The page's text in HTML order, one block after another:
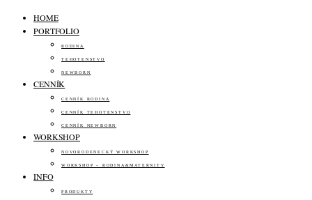
HOME
PORTFOLIO
RODINA
TEHOTENSTVO
NEWBORN
CENNÍK
CENNÍK RODINA
CENNÍK TEHOTENSTVO
CENNÍK NEWBORN
WORKSHOP
NOVORODENECKÝ WORKSHOP
WORKSHOP – RODINA&MATERNITY
INFO
PRODUKTY